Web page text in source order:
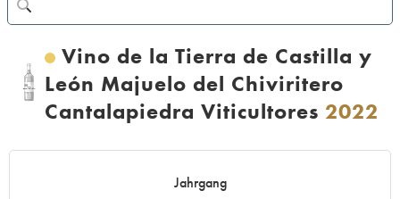
Vino de la Tierra de Castilla y
León Majuelo del Chiviritero
Cantalapiedra Viticultores 2022
Jahrgang